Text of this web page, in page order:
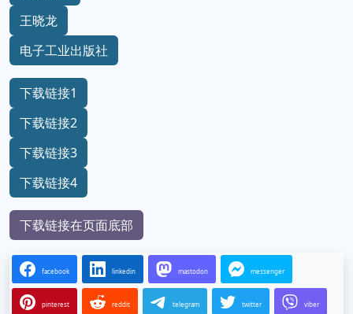
王晓龙
电子工业出版社
下载链接1
下载链接2
下载链接3
下载链接4
下载链接在页面底部
facebook linkedin mastodon messenger
pinterest reddit telegram twitter viber